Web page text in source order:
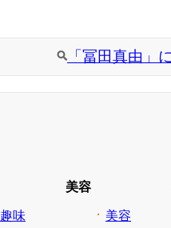
「冨田真由」
趣味
美容
美容